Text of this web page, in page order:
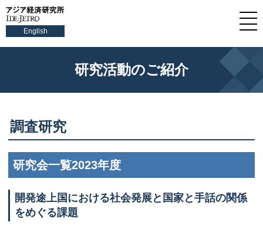
English
研究活動のご紹介
調査研究
研究会一覧2023年度
開発途上国における社会発展と国家と手話の関係
をめぐる課題